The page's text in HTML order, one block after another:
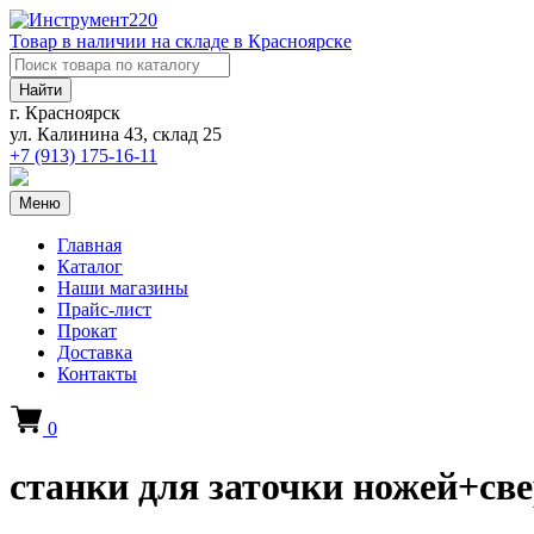
Товар в наличии на складе в Красноярске
Найти
г. Красноярск
ул. Калинина 43, склад 25
+7 (913) 175-16-11
Меню
Главная
Каталог
Наши магазины
Прайс-лист
Прокат
Доставка
Контакты
0
станки для заточки